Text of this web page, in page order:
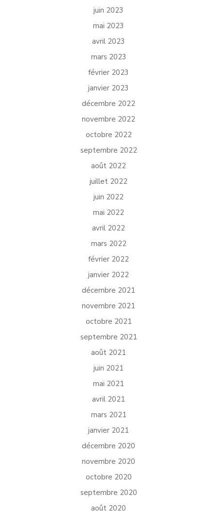
juin 2023
mai 2023
avril 2023
mars 2023
février 2023
janvier 2023
décembre 2022
novembre 2022
octobre 2022
septembre 2022
août 2022
juillet 2022
juin 2022
mai 2022
avril 2022
mars 2022
février 2022
janvier 2022
décembre 2021
novembre 2021
octobre 2021
septembre 2021
août 2021
juin 2021
mai 2021
avril 2021
mars 2021
janvier 2021
décembre 2020
novembre 2020
octobre 2020
septembre 2020
août 2020